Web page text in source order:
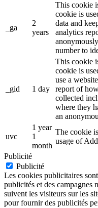
_ga
2
years
This cookie
cookie is
data and
analytics
number to
_gid 1 day
This cookie
cookie is
use a
report of
collected
where they
an
uvc
1 year
1
month
The cookie
usage of
Publicité
Publicité
Les cookies publicitaires
publicités et des campagnes
suivent les visiteurs sur les
pour fournir des publicités